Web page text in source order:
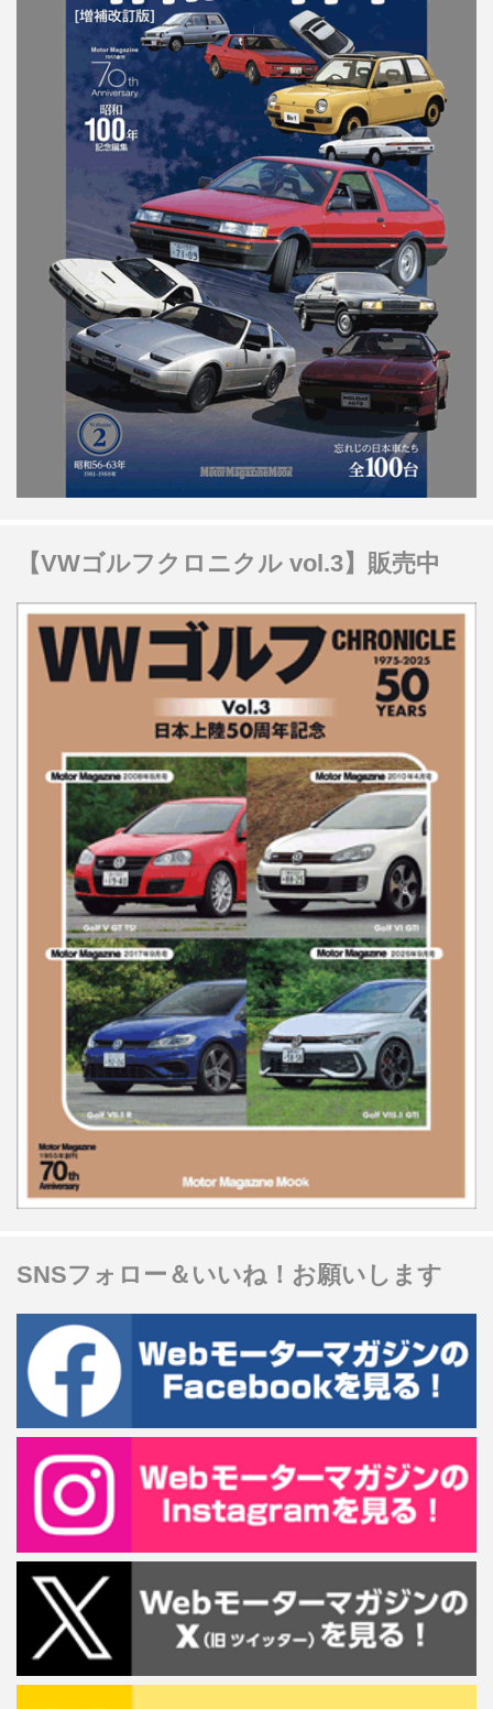
【VWゴルフクロニクル vol.3】販売中
SNSフォロー＆いいね！お願いします